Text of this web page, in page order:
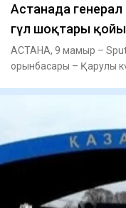
Астанада
гүл шоқтары
АСТАНА, 9 мамыр –
орынбасары – Қарулы